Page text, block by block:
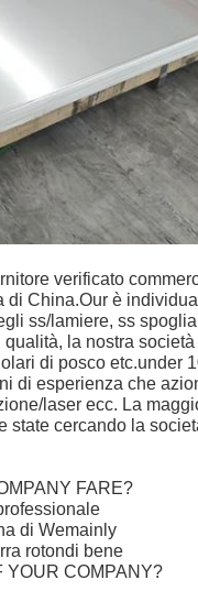
verificato
China.Our è
ss/lamiere, ss
la nostra
di posco etc.under
di esperienza che
laser ecc. La
state cercando la
FARE?
di Wemainly
rotondi bene
YOUR COMPANY?